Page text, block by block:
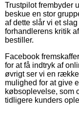
Trustpilot frembyder
beskue en stor
af dette slår vi et
forhandlerens kritik
bestiller.
Facebook
for at få indtryk af
øvrigt ser vi en
mulighed for at give
købsoplevelse, som
tidligere kunders